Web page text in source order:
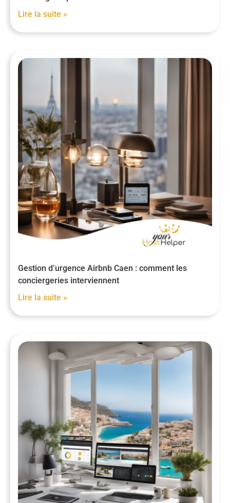
Lire la suite »
Gestion d’urgence Airbnb Caen : comment les
conciergeries interviennent
Lire la suite »